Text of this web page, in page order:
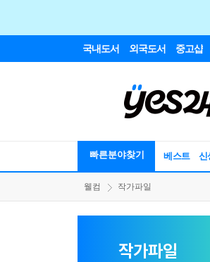
국내도서 외국도서 중고샵
빠른분야찾기 베스트 신
웰컴 작가파일
작가파일